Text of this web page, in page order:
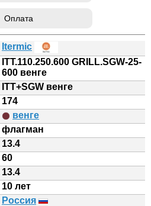
Оплата
Itermic
ITT.110.250.600 GRILL.SGW-25-
600 венге
ITT+SGW венге
174
венге
флагман
13.4
60
13.4
10 лет
Россия